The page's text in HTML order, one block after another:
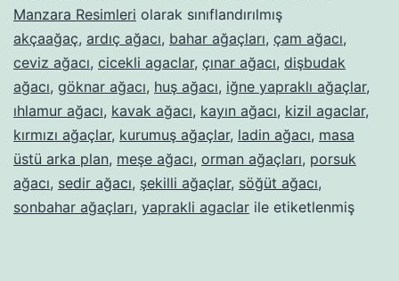
Manzara Resimleri olarak sınıflandırılmış
akçaağaç, ardıç ağacı, bahar ağaçları, çam ağacı,
ceviz ağacı, cicekli agaclar, çınar ağacı, dişbudak
ağacı, göknar ağacı, huş ağacı, iğne yapraklı ağaçlar,
ıhlamur ağacı, kavak ağacı, kayın ağacı, kizil agaclar,
kırmızı ağaçlar, kurumuş ağaçlar, ladin ağacı, masa
üstü arka plan, meşe ağacı, orman ağaçları, porsuk
ağacı, sedir ağacı, şekilli ağaçlar, söğüt ağacı,
sonbahar ağaçları, yaprakli agaclar ile etiketlenmiş